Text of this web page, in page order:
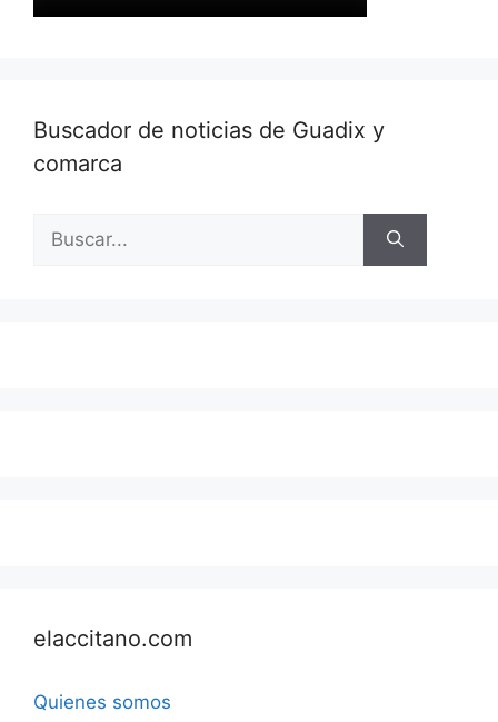
Buscador de noticias de Guadix y
comarca
elaccitano.com
Quienes somos